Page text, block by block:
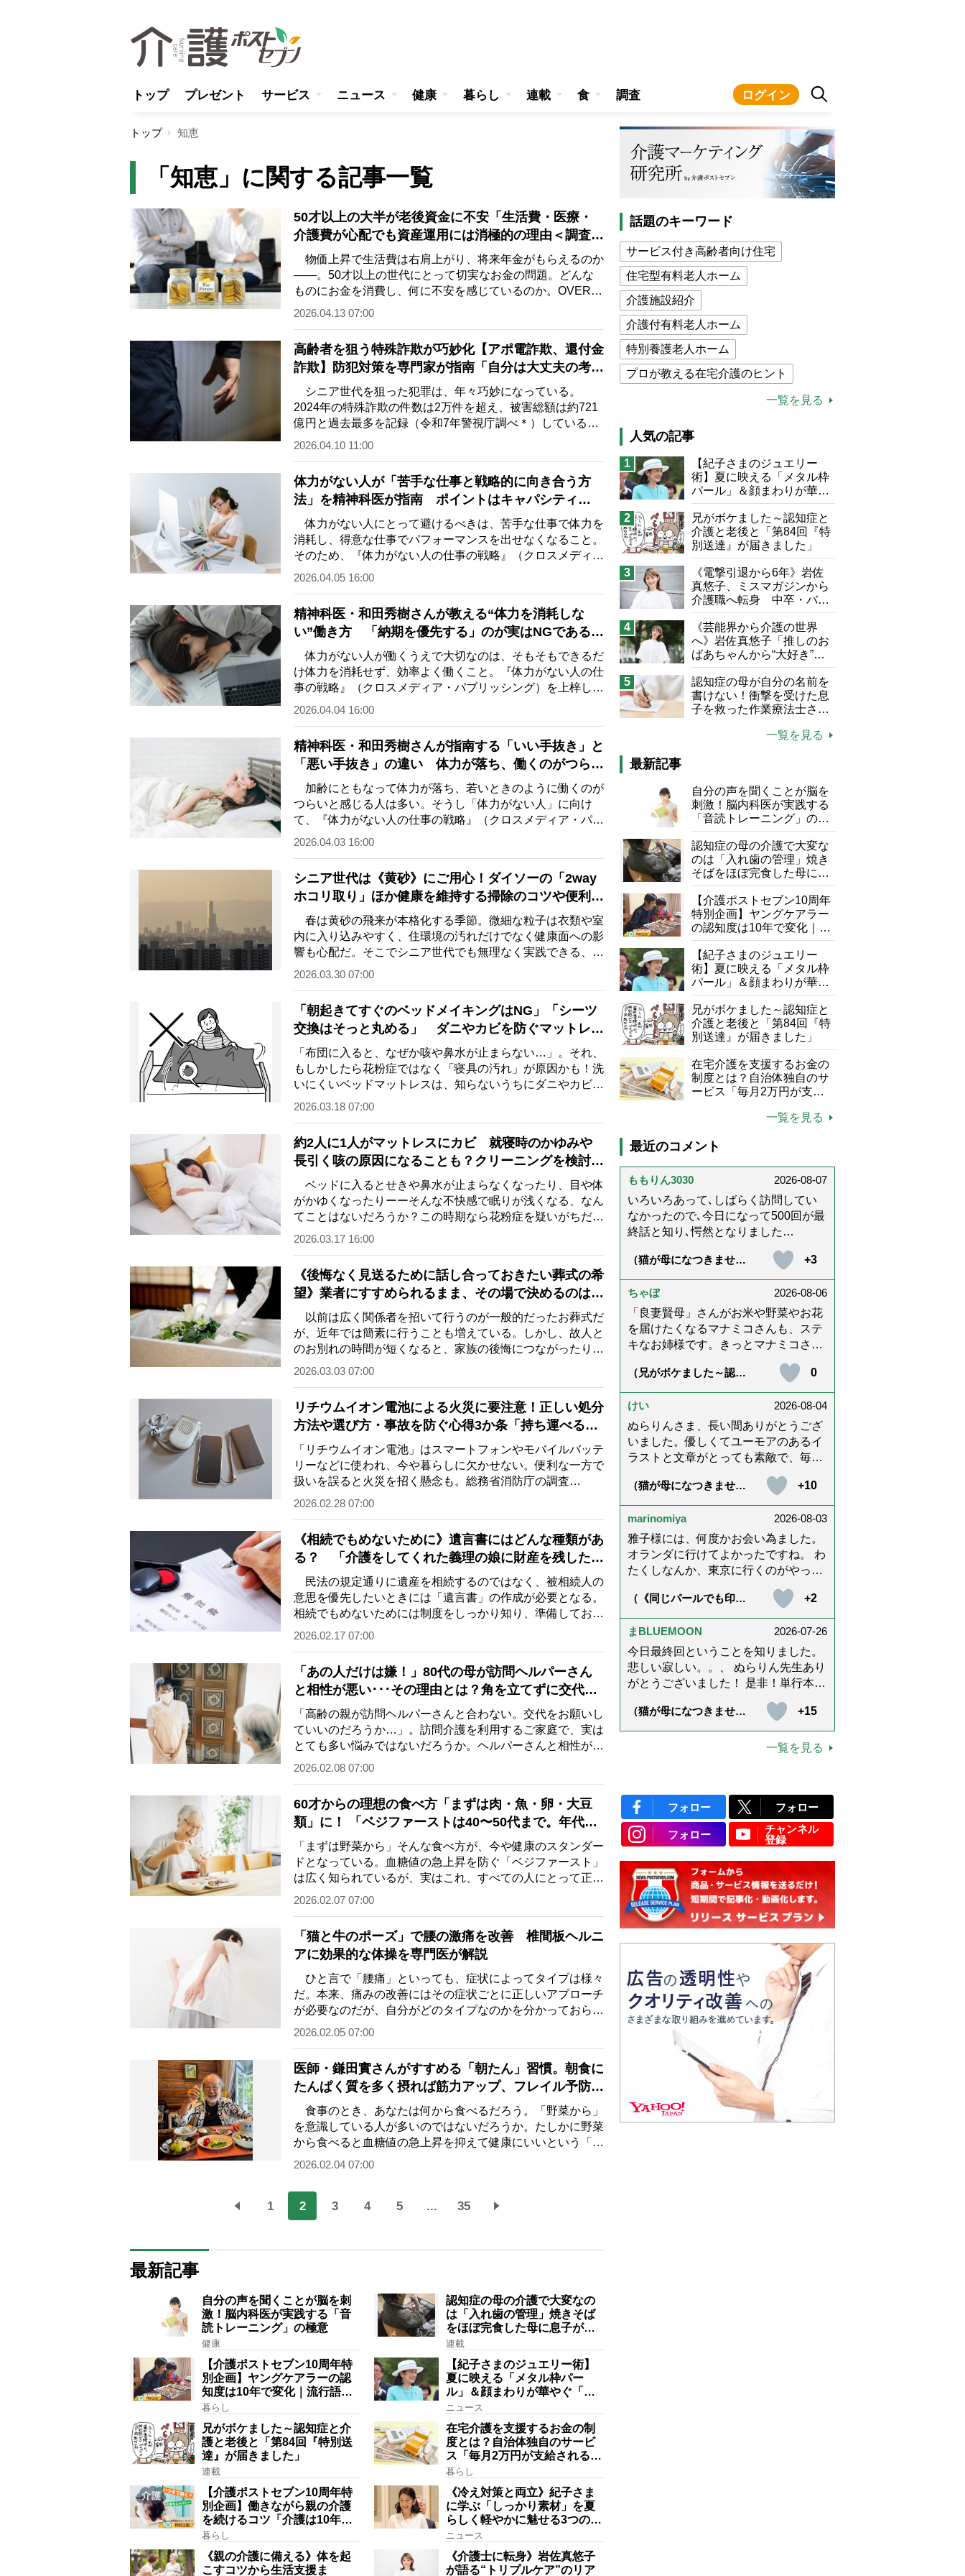
トップ プレゼント サービス ニュース 健康 暮らし 連載 食 調査 ログイン
トップ 知恵
「知恵」に関する記事一覧
50才以上の大半が老後資金に不安「生活費・医療・
介護費が心配でも資産運用には消極的の理由＜調査レ
ポート＞
物価上昇で生活費は右肩上がり、将来年金がもらえるのか
――。50才以上の世代にとって切実なお金の問題。どんな
ものにお金を消費し、何に不安を感じているのか。OVER50
を対象とした“消費に関す…
2026.04.13 07:00
高齢者を狙う特殊詐欺が巧妙化【アポ電詐欺、還付金
詐欺】防犯対策を専門家が指南「自分は大丈夫の考え
が危ない」
シニア世代を狙った犯罪は、年々巧妙になっている。
2024年の特殊詐欺の件数は2万件を超え、被害総額は約721
億円と過去最多を記録（令和7年警視庁調べ＊）している。
そこで今すぐに始められる…
2026.04.10 11:00
体力がない人が「苦手な仕事と戦略的に向き合う方
法」を精神科医が指南 ポイントはキャパシティ
と“ミスの許容範囲”の見極め
体力がない人にとって避けるべきは、苦手な仕事で体力を
消耗し、得意な仕事でパフォーマンスを出せなくなること。
そのため、『体力がない人の仕事の戦略』（クロスメディ
ア・パブリッシング…
2026.04.05 16:00
精神科医・和田秀樹さんが教える“体力を消耗しな
い”働き方 「納期を優先する」のが実はNGである理
由
体力がない人が働くうえで大切なのは、そもそもできるだ
け体力を消耗せず、効率よく働くこと。『体力がない人の仕
事の戦略』（クロスメディア・パブリッシング）を上梓した
精神科医の和田秀…
2026.04.04 16:00
精神科医・和田秀樹さんが指南する「いい手抜き」と
「悪い手抜き」の違い 体力が落ち、働くのがつらい
人のための働き方4ステップ
加齢にともなって体力が落ち、若いときのように働くのが
つらいと感じる人は多い。そうし「体力がない人」に向け
て、『体力がない人の仕事の戦略』（クロスメディア・パブ
リッシング）を上梓…
2026.04.03 16:00
シニア世代は《黄砂》にご用心！ダイソーの「2way
ホコリ取り」ほか健康を維持する掃除のコツや便利グ
ッズを家事アドバイザーが指南
春は黄砂の飛来が本格化する季節。微細な粒子は衣類や室
内に入り込みやすく、住環境の汚れだけでなく健康面への影
響も心配だ。そこでシニア世代でも無理なく実践できる、黄
砂対策を節約・家…
2026.03.30 07:00
「朝起きてすぐのベッドメイキングはNG」「シーツ
交換はそっと丸める」 ダニやカビを防ぐマットレス
のセルフケア7つをプロが解説
「布団に入ると、なぜか咳や鼻水が止まらない…」。それ、
もしかしたら花粉症ではなく「寝具の汚れ」が原因かも！洗
いにくいベッドマットレスは、知らないうちにダニやカビが
繁殖し、放置すると…
2026.03.18 07:00
約2人に1人がマットレスにカビ 就寝時のかゆみや
長引く咳の原因になることも？クリーニングを検討す
べきサインと寿命の目安
ベッドに入るとせきや鼻水が止まらなくなったり、目や体
がかゆくなったりーーそんな不快感で眠りが浅くなる、なん
てことはないだろうか？この時期なら花粉症を疑いがちだ
が、もし症状が長引…
2026.03.17 16:00
《後悔なく見送るために話し合っておきたい葬式の希
望》業者にすすめられるまま、その場で決めるのは
NG
以前は広く関係者を招いて行うのが一般的だったお葬式だ
が、近年では簡素に行うことも増えている。しかし、故人と
のお別れの時間が短くなると、家族の後悔につながったり、
故人の友人がお別…
2026.03.03 07:00
リチウムイオン電池による火災に要注意！正しい処分
方法や選び方・事故を防ぐ心得3か条「持ち運べる火
種になるリスクも」
「リチウムイオン電池」はスマートフォンやモバイルバッテ
リーなどに使われ、今や暮らしに欠かせない。便利な一方で
扱いを誤ると火災を招く懸念も。総務省消防庁の調査
（2026年1月公表）による…
2026.02.28 07:00
《相続でもめないために》遺言書にはどんな種類があ
る？ 「介護をしてくれた義理の娘に財産を残した
い」など民法の規定と異なる相続をするには
民法の規定通りに遺産を相続するのではなく、被相続人の
意思を優先したいときには「遺言書」の作成が必要となる。
相続でもめないためには制度をしっかり知り、準備しておく
ことが重要だ。そ…
2026.02.17 07:00
「あの人だけは嫌！」80代の母が訪問ヘルパーさん
と相性が悪い･･･その理由とは？角を立てずに交代を
お願いする方法等対策を専門家が指南
「高齢の親が訪問ヘルパーさんと合わない。交代をお願いし
ていいのだろうか…」。訪問介護を利用するご家庭で、実は
とても多い悩みではないだろうか。ヘルパーさんと相性が合
わない原因や対策、…
2026.02.08 07:00
60才からの理想の食べ方「まずは肉・魚・卵・大豆
類」に！ 「ベジファーストは40〜50代まで。年代で
考え方を変えることが重要」と管理栄養士
「まずは野菜から」そんな食べ方が、今や健康のスタンダー
ドとなっている。血糖値の急上昇を防ぐ「ベジファースト」
は広く知られているが、実はこれ、すべての人にとって正解
ではないという驚…
2026.02.07 07:00
「猫と牛のポーズ」で腰の激痛を改善 椎間板ヘルニ
アに効果的な体操を専門医が解説
ひと言で「腰痛」といっても、症状によってタイプは様々
だ。本来、痛みの改善にはその症状ごとに正しいアプローチ
が必要なのだが、自分がどのタイプなのかを分かっておら
ず、漫然と対策を続…
2026.02.05 07:00
医師・鎌田實さんがすすめる「朝たん」習慣。朝食に
たんぱく質を多く摂れば筋力アップ、フレイル予防に
食事のとき、あなたは何から食べるだろう。「野菜から」
を意識している人が多いのではないだろうか。たしかに野菜
から食べると血糖値の急上昇を抑えて健康にいいという「ベ
ジ（タブル）ファ…
2026.02.04 07:00
1 2 3 4 5 ... 35
最新記事
自分の声を聞くことが脳を刺
激！脳内科医が実践する「音
読トレーニング」の極意
健康
認知症の母の介護で大変なの
は「入れ歯の管理」焼きそば
をほぼ完食した母に息子が血
の気が引いた理由
連載
【介護ポストセブン10周年特
別企画】ヤングケアラーの認
知度は10年で変化｜流行語大
賞にノミネート、法律にも明
暮らし
【紀子さまのジュエリー術】
夏に映える「メタル枠パー
ル」＆顔まわりが華やぐ「揺
れる一粒」の使い分け方
ニュース
兄がボケました～認知症と介
護と老後と「第84回『特別送
達』が届きました」
連載
在宅介護を支援するお金の制
度とは？自治体独自のサービ
ス「毎月2万円が支給される」
ケースも【FP解説】
暮らし
【介護ポストセブン10周年特
別企画】働きながら親の介護
を続けるコツ「介護は10年以
上続くことも…3つのフェーズ
会福祉士解説】
暮らし
《冷え対策と両立》紀子さま
に学ぶ「しっかり素材」を夏
らしく軽やかに魅せる3つの着
こなし法則
ニュース
《親の介護に備える》体を起
こすコツから生活支援ま
《介護士に転身》岩佐真悠子
が語る“トリプルケア”のリア
話題のキーワード
サービス付き高齢者向け住宅
住宅型有料老人ホーム
介護施設紹介
介護付有料老人ホーム
特別養護老人ホーム
プロが教える在宅介護のヒント
介護食
猫が母になつきません
息子の遠距離介護サバイバル術
兄がボケました
便利なサービス
予防法
一覧を見る
人気の記事
1
【紀子さまのジュエリー
術】夏に映える「メタル枠
パール」＆顔まわりが華や
ぐ「揺れる一粒」の使い分
け方
2
兄がボケました～認知症と
介護と老後と「第84回『特
別送達』が届きました」
3
《電撃引退から6年》岩佐
真悠子、ミスマガジンから
介護職へ転身 中卒・バイ
ト経験ゼロの彼女が見つけ
た“居場所”「社会の役に立
ちながら自分らしくいられ
る」
4
《芸能界から介護の世界
へ》岩佐真悠子「推しのお
ばあちゃんから“大好き”を
もらえる」理不尽さも吹き
飛ぶ“やりがい”、介護の現
場は「愛おしい」
5
認知症の母が自分の名前を
書けない！衝撃を受けた息
子を救った作業療法士さん
一覧を見る
最新記事
自分の声を聞くことが脳を
刺激！脳内科医が実践する
「音読トレーニング」の極
意
認知症の母の介護で大変な
のは「入れ歯の管理」焼き
そばをほぼ完食した母に息
子が血の気が引いた理由
【介護ポストセブン10周年
特別企画】ヤングケアラー
の認知度は10年で変化｜流
行語大賞にノミネート、法
律にも明記されたが果たし
て現在は？
【紀子さまのジュエリー
術】夏に映える「メタル枠
パール」＆顔まわりが華や
ぐ「揺れる一粒」の使い分
け方
兄がボケました～認知症と
介護と老後と「第84回『特
別送達』が届きました」
在宅介護を支援するお金の
制度とは？自治体独自のサ
ービス「毎月2万円が支給
一覧を見る
最近のコメント
ももりん3030
2026-08-07
いろいろあって､しばらく訪問してい
なかったので､今日になって500回が最
終話と知り､愕然となりました
ぬらりんさんのホッコリするイラスト
と文章が大好きでした❢❢ 介護では
身内に理解してもらえないもどかしさ
を感じたり､いろいろありましたが､ぬ
らりんさんの文章を読んで心救われた
ことが多々ありました。不定期での近
ゃん・隊長と､健やかにお過ごしくだ
さいね。ご多幸をお祈りしています
☆*゜
（猫が母になつきませ
う」【最終話】）
+3
ちゃぼ
2026-08-06
「良妻賢母」さんがお米や野菜やお花
を届けたくなるマナミコさんも、ステ
キなお姉様です。きっとマナミコさん
たくて、あれこれ詰めて持って来てく
ださってるのだと思います。 お二人と
も良いお友達ですね。
（兄がボケました～認知
回『特別送達』が届きま
した」）
0
けい
2026-08-04
ぬらりんさま、長い間ありがとうござ
いました。優しくてユーモアのあるイ
ラストと文章がとっても素敵で、毎回
母の介護中で、癒されたり励みになり
ました。これから連載がないのが寂し
くてたまりませんが、いろんなエピソ
ード思い出したりしながら頑張ってい
こうと思います。不定期でもいいの
で、また会えますように。書籍化も希
た。
（猫が母になつきませ
う」【最終話】）
+10
marinomiya
2026-08-03
雅子様には、何度かお会い為ました。
オランダに行けてよかったですね。 わ
たくしなんか、東京に行くのがやっと
は、盆踊りのお姿が好きなんですね。
以上です。
（《同じパールでも印象
学ぶ「大人の夏ネックレ
ス」上品＆涼しげに見せ
+2
まBLUEMOON
2026-07-26
今日最終回ということを知りました。
悲しい寂しい。。、 ぬらりん先生あり
がとうございました！ 是非！単行本に
様に。 お願いしますm(_ _)m
（猫が母になつきませ
う」【最終話】）
+15
一覧を見る
フォロー フォロー
フォロー
チャンネル
登録